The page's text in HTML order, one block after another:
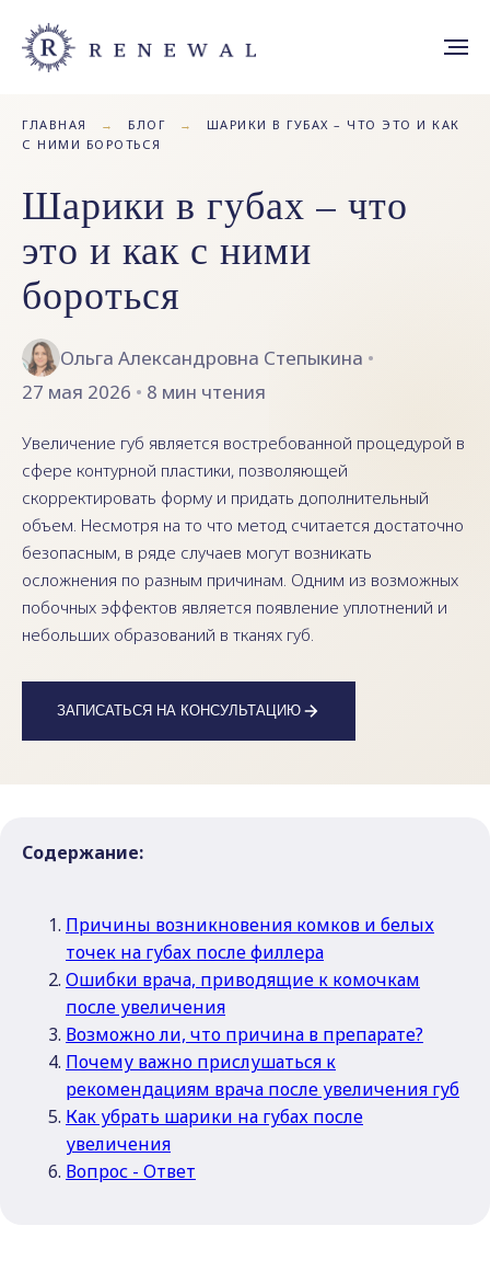
ГЛАВНАЯ → БЛОГ →
ШАРИКИ В ГУБАХ – ЧТО ЭТО И КАК
С НИМИ БОРОТЬСЯ
Шарики в губах – что
это и как с ними
бороться
Ольга Александровна Степыкина •
27 мая 2026 • 8 мин чтения
Увеличение губ является востребованной процедурой в
сфере контурной пластики, позволяющей
скорректировать форму и придать дополнительный
объем. Несмотря на то что метод считается достаточно
безопасным, в ряде случаев могут возникать
осложнения по разным причинам. Одним из возможных
побочных эффектов является появление уплотнений и
небольших образований в тканях губ.
ЗАПИСАТЬСЯ НА КОНСУЛЬТАЦИЮ
Содержание:
Причины возникновения комков и белых
точек на губах после филлера
Ошибки врача, приводящие к комочкам
после увеличения
Возможно ли, что причина в препарате?
Почему важно прислушаться к
рекомендациям врача после увеличения губ
Как убрать шарики на губах после
увеличения
Вопрос - Ответ